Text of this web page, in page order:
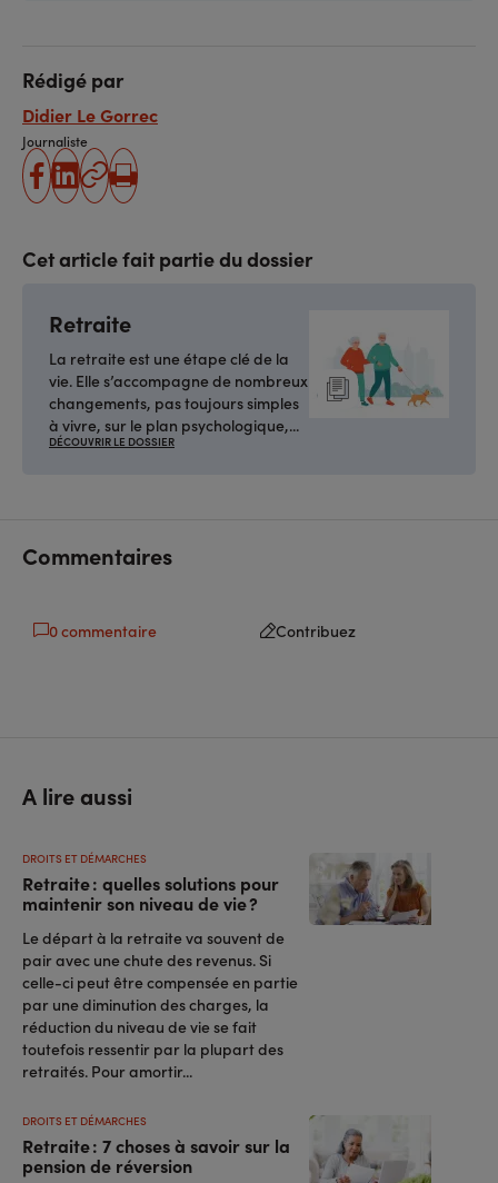
Rédigé par
Didier Le Gorrec
Journaliste
partager
facebook
partager
linkedin
Copier
Imprimer
Cet article fait partie du dossier
Retraite
La retraite est une étape clé de la
vie. Elle s’accompagne de nombreux
changements, pas toujours simples
à vivre, sur le plan psychologique,...
DÉCOUVRIR LE DOSSIER
Commentaires
0 commentaire Contribuez
A lire aussi
Retraite : quelles solutions pour
maintenir son niveau de vie ?
DROITS ET DÉMARCHES
Le départ à la retraite va souvent de
pair avec une chute des revenus. Si
celle-ci peut être compensée en partie
par une diminution des charges, la
réduction du niveau de vie se fait
toutefois ressentir par la plupart des
retraités. Pour amortir...
Retraite : 7 choses à savoir sur la
pension de réversion
DROITS ET DÉMARCHES